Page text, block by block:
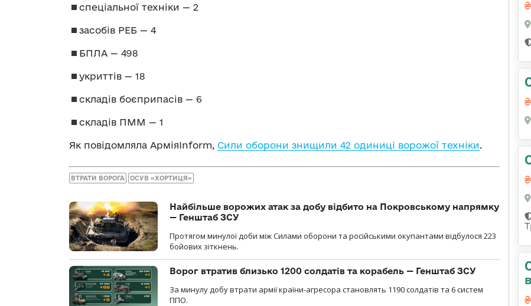
спеціальної техніки — 2
засобів РЕБ — 4
БПЛА — 498
укриттів — 18
складів боєприпасів — 6
складів ПММ — 1
Як повідомляла АрміяInform, Сили оборони знищили 42 одиниці ворожої техніки.
ВТРАТИ ВОРОГА ОСУВ «ХОРТИЦЯ»
Найбільше ворожих атак за добу відбито на Покровському напрямку
— Генштаб ЗСУ
Протягом минулої доби між Силами оборони та російськими окупантами відбулося 223
бойових зіткнень.
Ворог втратив близько 1200 солдатів та корабель — Генштаб ЗСУ
За минулу добу втрати армії країни-агресора становлять 1190 солдатів та 6 систем
ППО.